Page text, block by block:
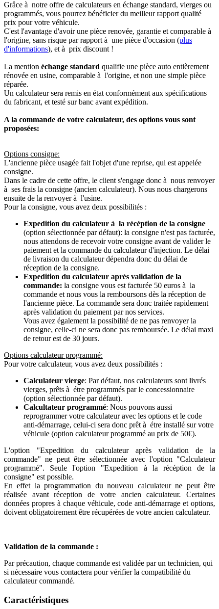
Grâce à notre offre de calculateurs en échange standard, vierges ou
programmés, vous pourrez bénéficier du meilleur rapport qualité
prix pour votre véhicule.
C'est l'avantage d'avoir une pièce renovée, garantie et comparable à
l'origine, sans risque par rapport à une pièce d'occasion (plus
d'informations), et à prix discount !
La mention échange standard qualifie une pièce auto entièrement
rénovée en usine, comparable à l'origine, et non une simple pièce
réparée.
Un calculateur sera remis en état conformément aux spécifications
du fabricant, et testé sur banc avant expédition.
A la commande de votre calculateur, des options vous sont
proposées:
Options consigne:
L'ancienne pièce usagée fait l'objet d'une reprise, qui est appelée
consigne.
Dans le cadre de cette offre, le client s'engage donc à nous renvoyer
à ses frais la consigne (ancien calculateur). Nous nous chargerons
ensuite de la renvoyer à l'usine.
Pour la consigne, vous avez deux possibilités :
Expedition du calculateur à la récéption de la consigne
(option sélectionnée par défaut): la consigne n'est pas facturée,
nous attendons de recevoir votre consigne avant de valider le
paiement et la commande du calculateur d'injection. Le délai
de livraison du calculateur dépendra donc du délai de
réception de la consigne.
Expedition du calculateur après validation de la
commande: la consigne vous est facturée 50 euros à la
commande et nous vous la remboursons dès la réception de
l'ancienne pièce. La commande sera donc traitée rapidement
après validation du paiement par nos services.
Vous avez également la possibilité de ne pas renvoyer la
consigne, celle-ci ne sera donc pas remboursée. Le délai maxi
de retour est de 30 jours.
Options calculateur programmé:
Pour votre calculateur, vous avez deux possibilités :
Calculateur vierge: Par défaut, nos calculateurs sont livrés
vierges, prêts à étre programmés par le concessionnaire
(option sélectionnée par défaut).
Calcultateur programmé: Nous pouvons aussi
reprogrammer votre calculateur avec les options et le code
anti-démarrage, celui-ci sera donc prêt à étre installé sur votre
véhicule (option calculateur programmé au prix de 50€).
L'option "Expedition du calculateur après validation de la
commande" ne peut être sélectionnée avec l'option "Calculateur
programmé". Seule l'option "Expedition à la récéption de la
consigne" est possible.
En effet la programmation du nouveau calculateur ne peut être
réalisée avant réception de votre ancien calculateur. Certaines
données propres à chaque véhicule, code anti-démarrage et options,
doivent obligatoirement être récupérées de votre ancien calculateur.
Validation de la commande :
Par précaution, chaque commande est validée par un technicien, qui
si nécessaire vous contactera pour vérifier la compatibilité du
calculateur commandé.
Caractéristiques